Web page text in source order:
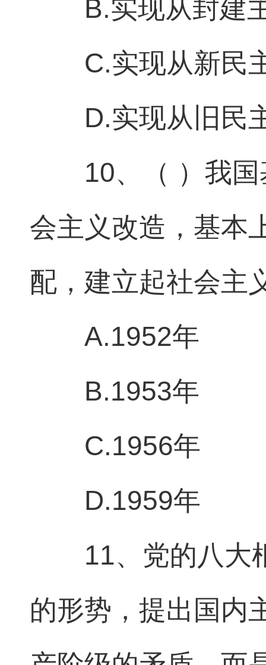
B.实现从封建
C.实现从新民
D.实现从旧民
10、（ ）我
会主义改造，基本
配，建立起社会主
A.1952年
B.1953年
C.1956年
D.1959年
11、党的八大
的形势，提出国内